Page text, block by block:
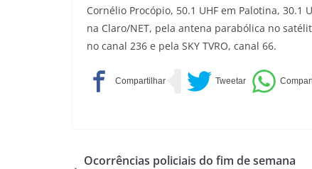
Cornélio Procópio, 50.1 UHF em Palotina, 30.1
na Claro/NET, pela antena parabólica no
no canal 236 e pela SKY TVRO, canal 66.
Ocorrências policiais do fim de semana